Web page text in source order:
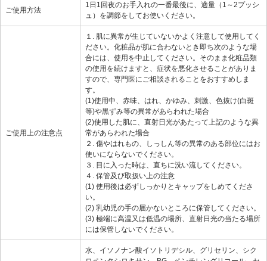
ご使用方法
1日1回夜のお手入れの一番最後に、適量（1～2プッシ
ュ）を調節をしてお使いください。
ご使用上の注意点
１. 肌に異常が生じていないかよく注意して使用してく
ださい。化粧品が肌に合わないとき即ち次のような場
合には、使用を中止してください。そのまま化粧品類
の使用を続けますと、症状を悪化させることがありま
すので、専門医にご相談されることをおすすめしま
す。
(1)使用中、赤味、はれ、かゆみ、刺激、色抜け(白斑
等)や黒ずみ等の異常があらわれた場合
(2)使用した肌に、直射日光があたって上記のような異
常があらわれた場合
２. 傷やはれもの、しっしん等の異常のある部位にはお
使いにならないでください。
３. 目に入った時は、直ちに洗い流してください。
４. 保管及び取扱い上の注意
(1) 使用後は必ずしっかりとキャップをしめてくださ
い。
(2) 乳幼児の手の届かないところに保管してください。
(3) 極端に高温又は低温の場所、直射日光の当たる場所
には保管しないでください。
水、イソノナン酸イソトリデシル、グリセリン、シク